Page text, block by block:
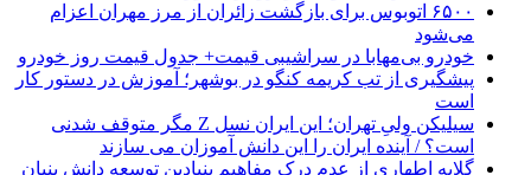
۶۵۰۰ اتوبوس برای بازگشت زائران از مرز مهران اعزام
می‌شود
خودرو بی‌مهابا در سراشیبی قیمت+ جدول قیمت روز خودرو
پیشگیری از تب کریمه کنگو در بوشهر؛ آموزش در دستور کار
است
سیلیکن ولیِ تهران؛ این ایران نسل Z مگر متوقف شدنی
است؟ / آینده ایران را این دانش آموزان می سازند
گلایه اطهاری از عدم درک مفاهیم بنیادین توسعه دانش بنیان